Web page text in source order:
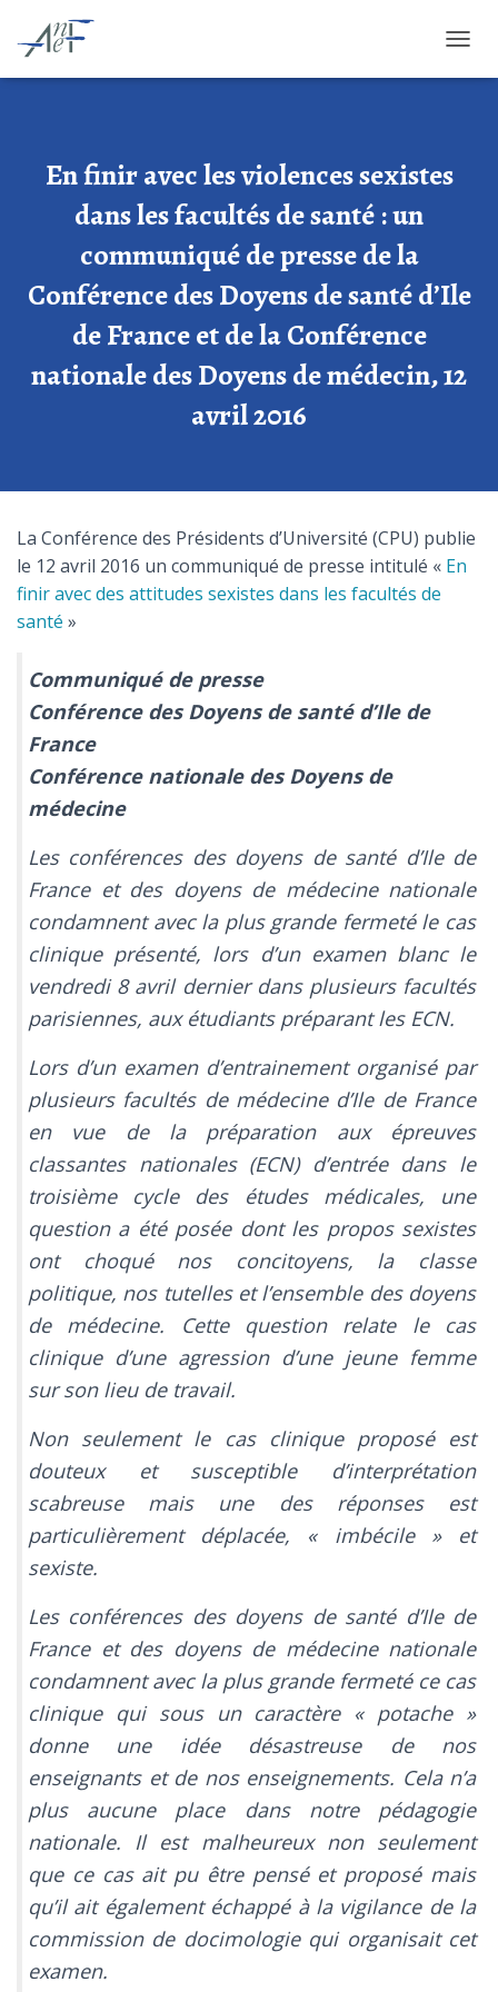
En finir avec les violences sexistes
dans les facultés de santé : un
communiqué de presse de la
Conférence des Doyens de santé d’Ile
de France et de la Conférence
nationale des Doyens de médecin, 12
avril 2016
La Conférence des Présidents d’Université (CPU) publie
le 12 avril 2016 un communiqué de presse intitulé « En
finir avec des attitudes sexistes dans les facultés de
santé »
Communiqué de presse
Conférence des Doyens de santé d’Ile de
France
Conférence nationale des Doyens de
médecine
Les conférences des doyens de santé d’Ile de
France et des doyens de médecine nationale
condamnent avec la plus grande fermeté le cas
clinique présenté, lors d’un examen blanc le
vendredi 8 avril dernier dans plusieurs facultés
parisiennes, aux étudiants préparant les ECN.
Lors d’un examen d’entrainement organisé par
plusieurs facultés de médecine d’Ile de France
en vue de la préparation aux épreuves
classantes nationales (ECN) d’entrée dans le
troisième cycle des études médicales, une
question a été posée dont les propos sexistes
ont choqué nos concitoyens, la classe
politique, nos tutelles et l’ensemble des doyens
de médecine. Cette question relate le cas
clinique d’une agression d’une jeune femme
sur son lieu de travail.
Non seulement le cas clinique proposé est
douteux et susceptible d’interprétation
scabreuse mais une des réponses est
particulièrement déplacée, « imbécile » et
sexiste.
Les conférences des doyens de santé d’Ile de
France et des doyens de médecine nationale
condamnent avec la plus grande fermeté ce cas
clinique qui sous un caractère « potache »
donne une idée désastreuse de nos
enseignants et de nos enseignements. Cela n’a
plus aucune place dans notre pédagogie
nationale. Il est malheureux non seulement
que ce cas ait pu être pensé et proposé mais
qu’il ait également échappé à la vigilance de la
commission de docimologie qui organisait cet
examen.